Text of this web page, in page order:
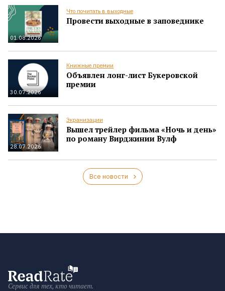
01.08.2026
Что почитать в выходные
Провести выходные в заповеднике
30.07.2026
Книжные премии
Объявлен лонг-лист Букеровской
премии
28.07.2026
Экранизации
Вышел трейлер фильма «Ночь и день»
по роману Вирджинии Вулф
Все новости
Сервис для тех, кто читает.